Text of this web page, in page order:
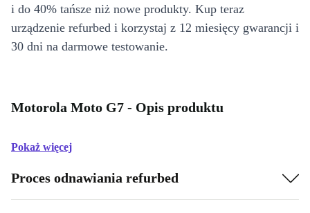
i do 40% tańsze niż nowe produkty. Kup teraz
urządzenie refurbed i korzystaj z 12 miesięcy gwarancji i
30 dni na darmowe testowanie.
Motorola Moto G7 - Opis produktu
Pokaż więcej
Proces odnawiania refurbed